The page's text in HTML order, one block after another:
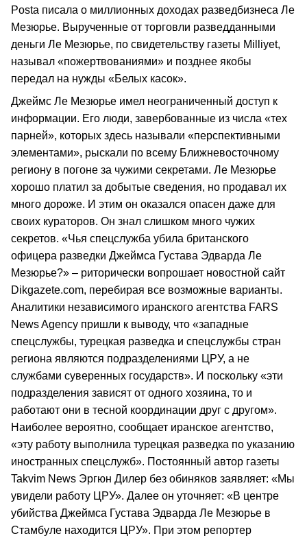
Posta писала о миллионных доходах разведбизнеса Ле
Мезюрье. Вырученные от торговли разведданными
деньги Ле Мезюрье, по свидетельству газеты Milliyet,
называл «пожертвованиями» и позднее якобы
передал на нужды «Белых касок».
Джеймс Ле Мезюрье имел неограниченный доступ к
информации. Его люди, завербованные из числа «тех
парней», которых здесь называли «перспективными
элементами», рыскали по всему Ближневосточному
региону в погоне за чужими секретами. Ле Мезюрье
хорошо платил за добытые сведения, но продавал их
много дороже. И этим он оказался опасен даже для
своих кураторов. Он знал слишком много чужих
секретов. «Чья спецслужба убила британского
офицера разведки Джеймса Густава Эдварда Ле
Мезюрье?» – риторически вопрошает новостной сайт
Dikgazete.com, перебирая все возможные варианты.
Аналитики независимого иранского агентства FARS
News Agency пришли к выводу, что «западные
спецслужбы, турецкая разведка и спецслужбы стран
региона являются подразделениями ЦРУ, а не
службами суверенных государств». И поскольку «эти
подразделения зависят от одного хозяина, то и
работают они в тесной координации друг с другом».
Наиболее вероятно, сообщает иранское агентство,
«эту работу выполнила турецкая разведка по указанию
иностранных спецслужб». Постоянный автор газеты
Takvim News Эргюн Дилер без обиняков заявляет: «Мы
увидели работу ЦРУ». Далее он уточняет: «В центре
убийства Джеймса Густава Эдварда Ле Мезюрье в
Стамбуле находится ЦРУ». При этом репортер